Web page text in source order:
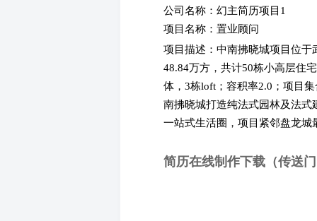
公司名称：幻主简历项目1
项目名称：置业顾问
项目描述：中南拂晓城项目位
48.84万方，共计50栋小高层住
体，3栋loft；容积率2.0；项目
南拂晓城打造纯法式园林及法
一站式生活圈，项目紧邻盘龙
简历在线制作下载（传送